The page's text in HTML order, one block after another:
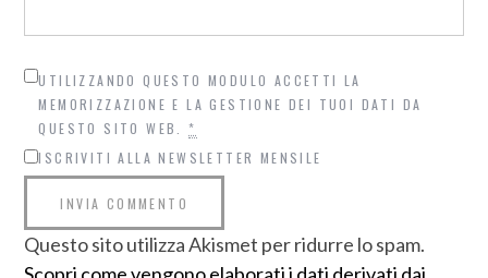
UTILIZZANDO QUESTO MODULO ACCETTI LA
MEMORIZZAZIONE E LA GESTIONE DEI TUOI DATI DA
QUESTO SITO WEB.*
ISCRIVITI ALLA NEWSLETTER MENSILE
Questo sito utilizza Akismet per ridurre lo spam.